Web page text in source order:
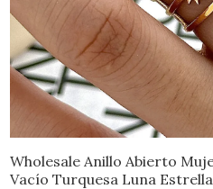
Wholesale Anillo Abierto
Vacío Turquesa Luna Estrella